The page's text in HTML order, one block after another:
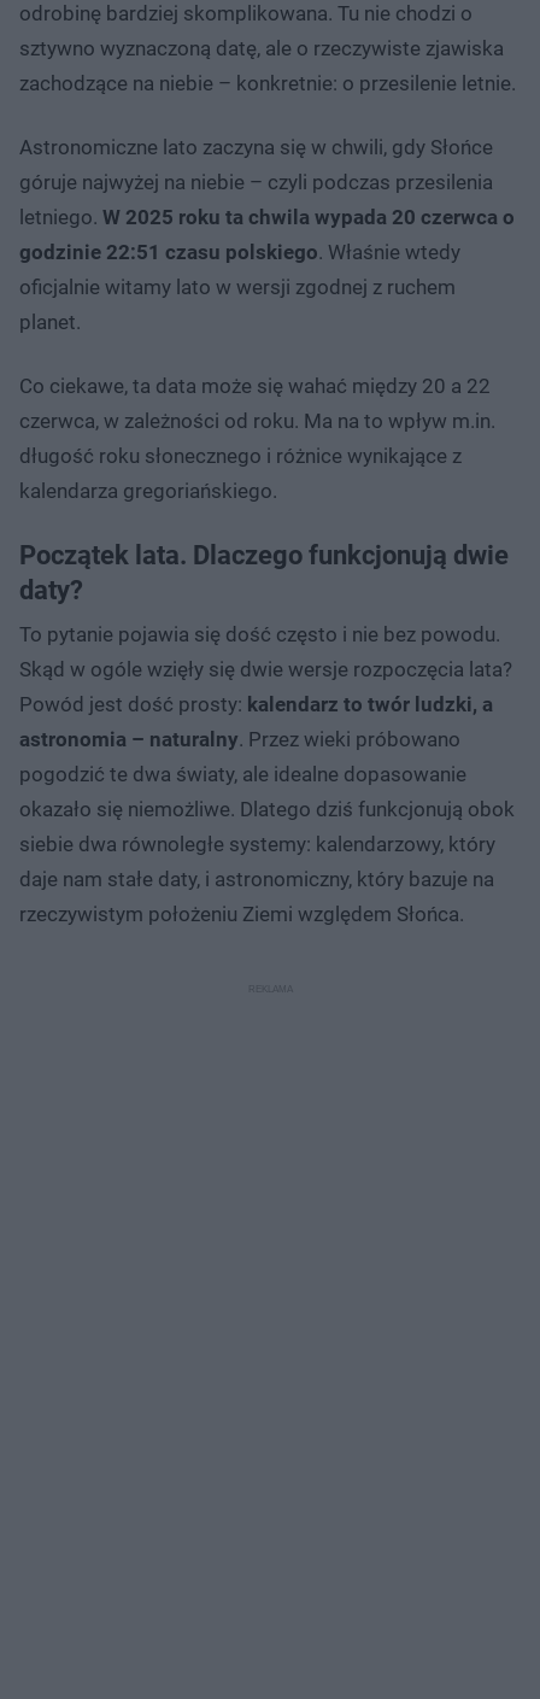
odrobinę bardziej skomplikowana. Tu nie chodzi o
sztywno wyznaczoną datę, ale o rzeczywiste zjawiska
zachodzące na niebie – konkretnie: o przesilenie letnie.
Astronomiczne lato zaczyna się w chwili, gdy Słońce
góruje najwyżej na niebie – czyli podczas przesilenia
letniego. W 2025 roku ta chwila wypada 20 czerwca o
godzinie 22:51 czasu polskiego. Właśnie wtedy
oficjalnie witamy lato w wersji zgodnej z ruchem
planet.
Co ciekawe, ta data może się wahać między 20 a 22
czerwca, w zależności od roku. Ma na to wpływ m.in.
długość roku słonecznego i różnice wynikające z
kalendarza gregoriańskiego.
Początek lata. Dlaczego funkcjonują dwie
daty?
To pytanie pojawia się dość często i nie bez powodu.
Skąd w ogóle wzięły się dwie wersje rozpoczęcia lata?
Powód jest dość prosty: kalendarz to twór ludzki, a
astronomia – naturalny. Przez wieki próbowano
pogodzić te dwa światy, ale idealne dopasowanie
okazało się niemożliwe. Dlatego dziś funkcjonują obok
siebie dwa równoległe systemy: kalendarzowy, który
daje nam stałe daty, i astronomiczny, który bazuje na
rzeczywistym położeniu Ziemi względem Słońca.